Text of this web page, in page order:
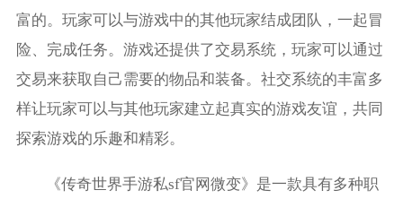
富的。玩家可以与游戏中的其他玩家结成团队，一起冒
险、完成任务。游戏还提供了交易系统，玩家可以通过
交易来获取自己需要的物品和装备。社交系统的丰富多
样让玩家可以与其他玩家建立起真实的游戏友谊，共同
探索游戏的乐趣和精彩。
《传奇世界手游私sf官网微变》是一款具有多种职